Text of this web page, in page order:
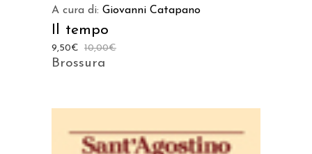
A cura di: Giovanni Catapano
Il tempo
10,00€
9,50€
Brossura